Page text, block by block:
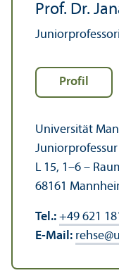
Prof. Dr.
Profil
Universität
L 15, 1–6 –
68161
Tel.: +49 621
E-Mail: rehse@